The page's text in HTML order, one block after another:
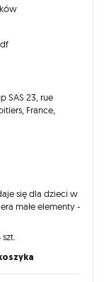
SAS 23, rue
France,
się dla dzieci w
małe elementy -